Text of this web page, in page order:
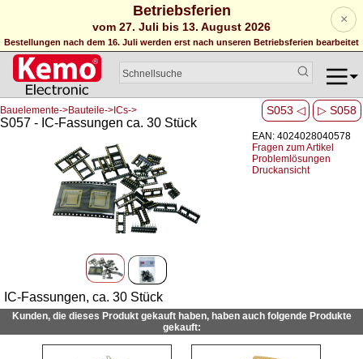
Betriebsferien
vom 27. Juli bis 13. August 2026
Bestellungen nach dem 16. Juli werden erst nach unseren Betriebsferien bearbeitet
×
S053 ◁ ▷ S058
Bauelemente->Bauteile->ICs->
S057 - IC-Fassungen ca. 30 Stück
EAN: 4024028040578
Fragen zum Artikel
Problemlösungen
Druckansicht
IC-Fassungen, ca. 30 Stück
Kunden, die dieses Produkt gekauft haben, haben auch folgende Produkte
gekauft: